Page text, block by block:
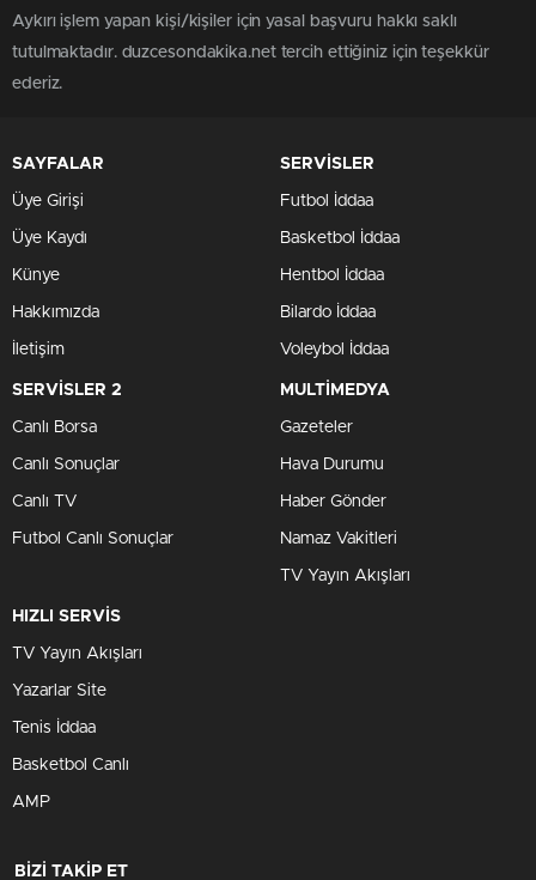
Aykırı işlem yapan kişi/kişiler için yasal başvuru hakkı saklı
tutulmaktadır. duzcesondakika.net tercih ettiğiniz için teşekkür
ederiz.
SAYFALAR
Üye Girişi
Üye Kaydı
Künye
Hakkımızda
İletişim
SERVİSLER
Futbol İddaa
Basketbol İddaa
Hentbol İddaa
Bilardo İddaa
Voleybol İddaa
SERVİSLER 2
Canlı Borsa
Canlı Sonuçlar
Canlı TV
Futbol Canlı Sonuçlar
MULTİMEDYA
Gazeteler
Hava Durumu
Haber Gönder
Namaz Vakitleri
TV Yayın Akışları
HIZLI SERVİS
TV Yayın Akışları
Yazarlar Site
Tenis İddaa
Basketbol Canlı
AMP
BİZİ TAKİP ET